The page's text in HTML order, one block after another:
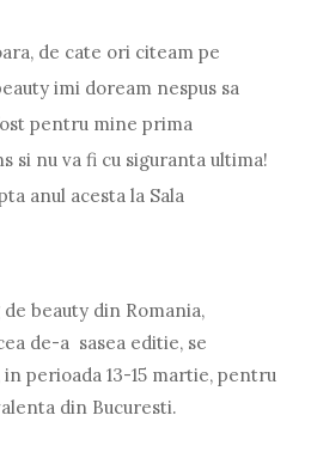
de cate ori citeam pe
imi doream nespus sa
pentru mine prima
si nu va fi cu siguranta ultima!
anul acesta la Sala
beauty din Romania,
de-a sasea editie, se
in perioada 13-15 martie, pentru
din Bucuresti.